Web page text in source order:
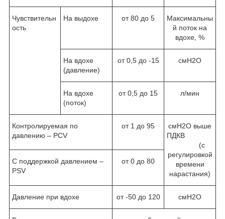
Чувствительн
ость
На выдохе от 80 до 5
Максимальны
й поток на
вдохе, %
На вдохе
(давление)
от 0,5 до -15 смН2О
На вдохе
(поток)
от 0,5 до 15 л/мин
Контролируемая по
давлению – PCV
от 1 до 95 смН2О выше
ПДКВ
(с
регулировкой
времени
нарастания)
С поддержкой давлением –
PSV
от 0 до 80
Давление при вдохе от -50 до 120 смН2О